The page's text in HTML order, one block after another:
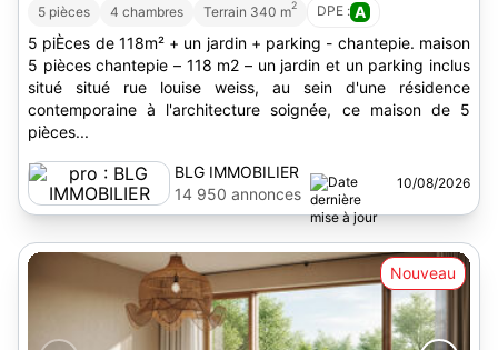
5 pièces 4 chambres Terrain 340 m2 DPE : A
5 piÈces de 118m² + un jardin + parking - chantepie. maison
5 pièces chantepie – 118 m2 – un jardin et un parking inclus
situé situé rue louise weiss, au sein d'une résidence
contemporaine à l'architecture soignée, ce maison de 5
pièces...
BLG IMMOBILIER
14 950 annonces
10/08/2026
Nouveau